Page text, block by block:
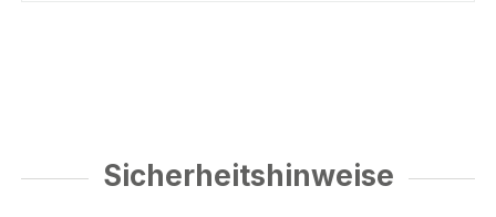
Sicherheitshinweise